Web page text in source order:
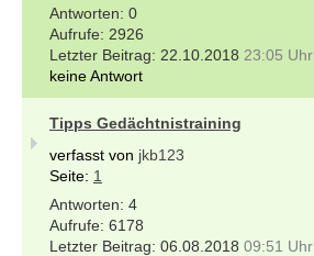
0
2926
22.10.2018 23:05 Uhr
keine Antwort
Tipps Gedächtnistraining
verfasst von jkb123
Seite: 1
4
6178
06.08.2018 09:51 Uhr